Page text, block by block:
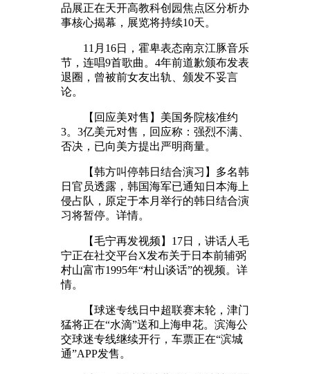
品展正在天开高教科创园焦点区分析办
事核心揭幕，展览将持续10天。
11月16日，霍卑表态南京江豚音乐
节，连唱9首歌曲。4年前道歉颁布发表
退圈，曾被前女友出轨、颁发不妥言
论。
【回应美对售】美国务院核准约
3。3亿美元对售，回应称：强烈不满、
否决，已向美方提出严明商量。
【韩方叫停韩日结合演习】多名韩
日官员透露，韩国海军已通知日本海上
侵占队，原定于本月举行的韩日结合演
习将暂停。详情。
【毛宁再发视频】17日，讲话人毛
宁正在社交平台X发布关于日本前辅弼
村山富市1995年“村山谈话”的视频。详
情。
【球迷专线日中超联赛末轮，津门
猛将正在“水滴”送和上海申花。滨海公
交球迷专线继续开行，车票正在“滨城
通”APP发售。